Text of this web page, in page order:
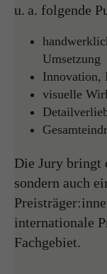
u. a. folgende
Umsetzung
Innovation,
visuelle
Die Jury bringt
sondern auch
internationale
Fachgebiet.